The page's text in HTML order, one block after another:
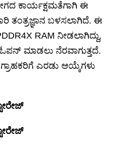
ಕಾರ್ಯಕ್ಷಮತೆಗಾಗಿ ಈ
ತಂತ್ರಜ್ಞಾನ ಬಳಸಲಾಗಿದೆ. ಈ
RAM ನೀಡಲಾಗಿದ್ದು,
ಮಾಡಲು ನೆರವಾಗುತ್ತದೆ.
ಎರಡು ಆಯ್ಕೆಗಳು